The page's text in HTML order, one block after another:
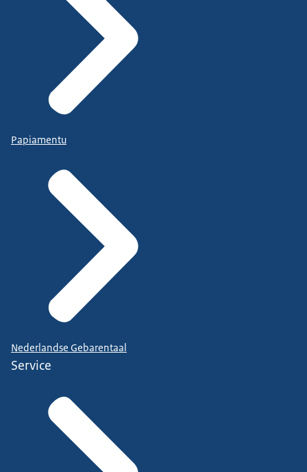
Papiamentu
Nederlandse Gebarentaal
Service